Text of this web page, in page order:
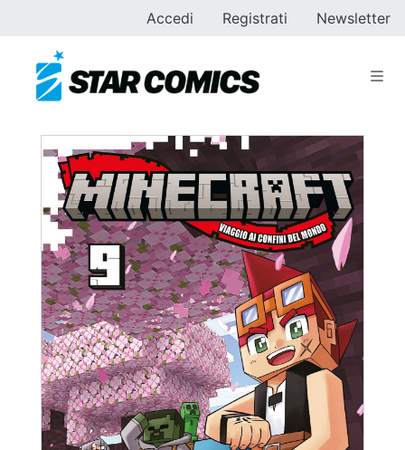
Accedi Registrati Newsletter